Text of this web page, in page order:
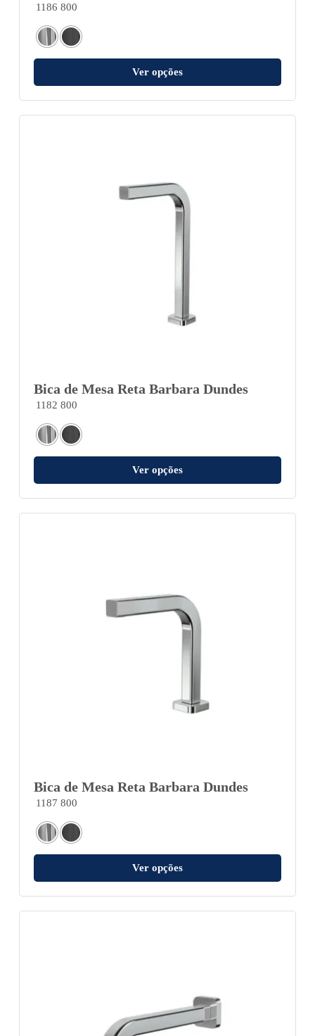
1186 800
Ver opções
Bica de Mesa Reta Barbara Dundes
1182 800
Ver opções
Bica de Mesa Reta Barbara Dundes
1187 800
Ver opções